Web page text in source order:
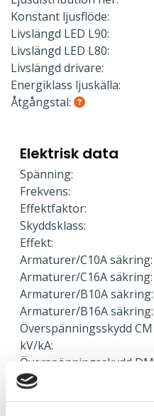
Konstant ljusflöde:
Livslängd LED L90:
Livslängd LED L80:
Livslängd drivare:
Energiklass ljuskälla:
Åtgångstal:
Elektrisk data
Spänning:
Frekvens:
Effektfaktor:
Skyddsklass:
Effekt:
Armaturer/C10A säkring:
Armaturer/C16A säkring:
Armaturer/B10A säkring:
Armaturer/B16A säkring:
Överspänningsskydd CM
kV/kA:
Överspänningsskydd DM
kV/kA: